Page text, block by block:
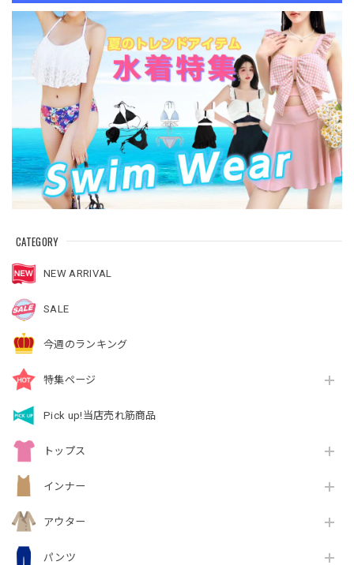
CATEGORY
NEW ARRIVAL
SALE
今週のランキング
特集ページ
Pick up!当店売れ筋商品
トップス
インナー
アウター
パンツ